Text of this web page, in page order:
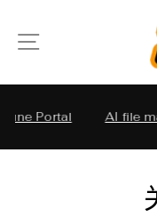
content
SITE
AI file matching